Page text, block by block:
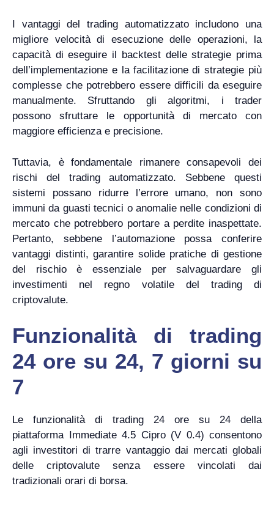
I vantaggi del trading automatizzato includono una
migliore velocità di esecuzione delle operazioni, la
capacità di eseguire il backtest delle strategie prima
dell’implementazione e la facilitazione di strategie più
complesse che potrebbero essere difficili da eseguire
manualmente. Sfruttando gli algoritmi, i trader
possono sfruttare le opportunità di mercato con
maggiore efficienza e precisione.
Tuttavia, è fondamentale rimanere consapevoli dei
rischi del trading automatizzato. Sebbene questi
sistemi possano ridurre l’errore umano, non sono
immuni da guasti tecnici o anomalie nelle condizioni di
mercato che potrebbero portare a perdite inaspettate.
Pertanto, sebbene l’automazione possa conferire
vantaggi distinti, garantire solide pratiche di gestione
del rischio è essenziale per salvaguardare gli
investimenti nel regno volatile del trading di
criptovalute.
Funzionalità di trading
24 ore su 24, 7 giorni su
7
Le funzionalità di trading 24 ore su 24 della
piattaforma Immediate 4.5 Cipro (V 0.4) consentono
agli investitori di trarre vantaggio dai mercati globali
delle criptovalute senza essere vincolati dai
tradizionali orari di borsa.